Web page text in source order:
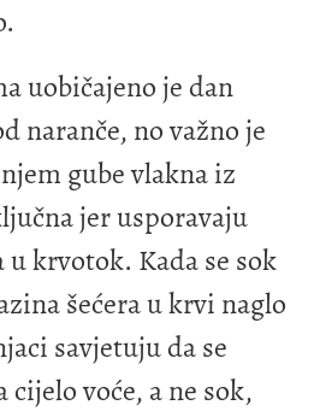
uobičajeno je dan
naranče, no važno je
gube vlakna iz
jer usporavaju
u krvotok. Kada se sok
šećera u krvi naglo
savjetuju da se
voće, a ne sok,